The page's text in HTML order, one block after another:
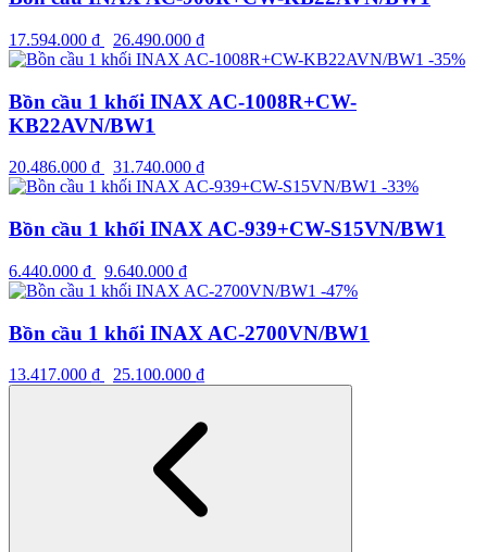
17.594.000 ₫ 26.490.000 ₫
-35%
Bồn cầu 1 khối INAX AC-1008R+CW-
KB22AVN/BW1
20.486.000 ₫ 31.740.000 ₫
-33%
Bồn cầu 1 khối INAX AC-939+CW-S15VN/BW1
6.440.000 ₫ 9.640.000 ₫
-47%
Bồn cầu 1 khối INAX AC-2700VN/BW1
13.417.000 ₫ 25.100.000 ₫